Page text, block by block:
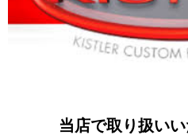
当店で取り扱い